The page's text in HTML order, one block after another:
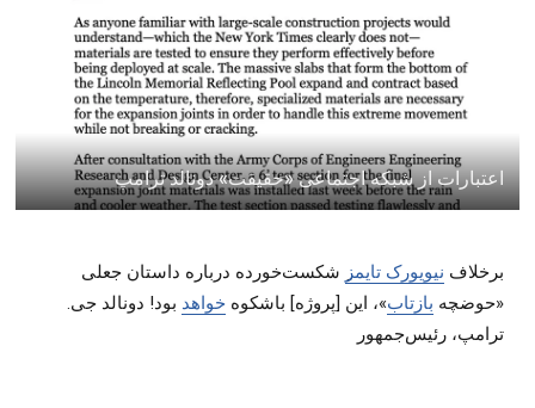
اعتبارات از شبکه اجتماعی «حقیقت» دونالد ترامپ
برخلاف نیویورک تایمز ِ شکست‌خورده درباره داستان جعلی
«حوضچه بازتاب»، این [پروژه] باشکوه خواهد بود! دونالد جی.
ترامپ، رئیس‌جمهور